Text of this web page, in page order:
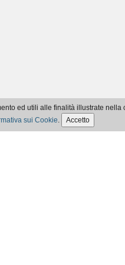
ed utili alle finalità illustrate nella
sui Cookie. Accetto